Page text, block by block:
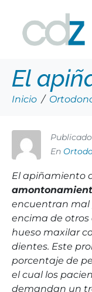
El
Inicio
En
El apiñamiento
encuentran mal
encima de otros
hueso maxilar
dientes. Este
porcentaje de
el cual los
demandan un